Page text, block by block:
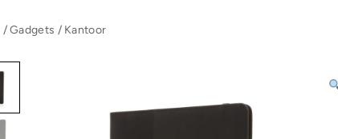
/Gadgets / Kantoor